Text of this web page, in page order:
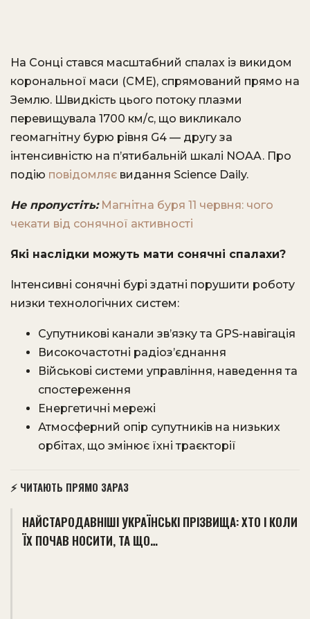
На Сонці стався масштабний спалах із викидом
корональної маси (CME), спрямований прямо на
Землю. Швидкість цього потоку плазми
перевищувала 1700 км/с, що викликало
геомагнітну бурю рівня G4 — другу за
інтенсивністю на п’ятибальній шкалі NOAA. Про
подію повідомляє видання Science Daily.
Не пропустіть: Магнітна буря 11 червня: чого
чекати від сонячної активності
Які наслідки можуть мати сонячні спалахи?
Інтенсивні сонячні бурі здатні порушити роботу
низки технологічних систем:
Супутникові канали зв’язку та GPS-навігація
Високочастотні радіоз’єднання
Військові системи управління, наведення та
спостереження
Енергетичні мережі
Атмосферний опір супутників на низьких
орбітах, що змінює їхні траєкторії
⚡ ЧИТАЮТЬ ПРЯМО ЗАРАЗ
НАЙСТАРОДАВНІШІ УКРАЇНСЬКІ ПРІЗВИЩА: ХТО І КОЛИ
ЇХ ПОЧАВ НОСИТИ, ТА ЩО…